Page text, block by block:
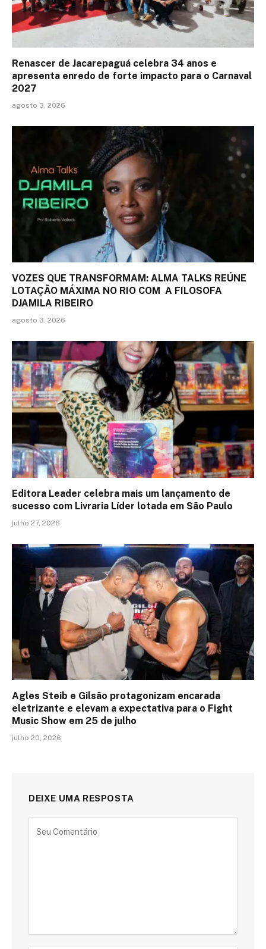
Renascer de Jacarepaguá celebra 34 anos e
apresenta enredo de forte impacto para o Carnaval
2027
agosto 3, 2026
VOZES QUE TRANSFORMAM: ALMA TALKS REÚNE
LOTAÇÃO MÁXIMA NO RIO COM A FILOSOFA
DJAMILA RIBEIRO
agosto 3, 2026
Editora Leader celebra mais um lançamento de
sucesso com Livraria Líder lotada em São Paulo
julho 27, 2026
Agles Steib e Gilsão protagonizam encarada
eletrizante e elevam a expectativa para o Fight
Music Show em 25 de julho
julho 20, 2026
DEIXE UMA RESPOSTA